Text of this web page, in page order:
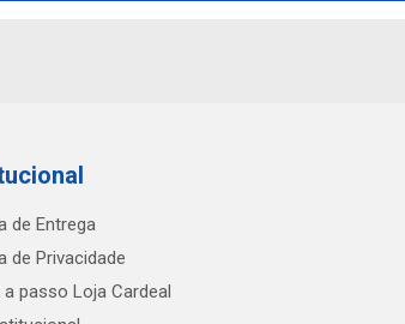
de Entrega
de Privacidade
passo Loja Cardeal